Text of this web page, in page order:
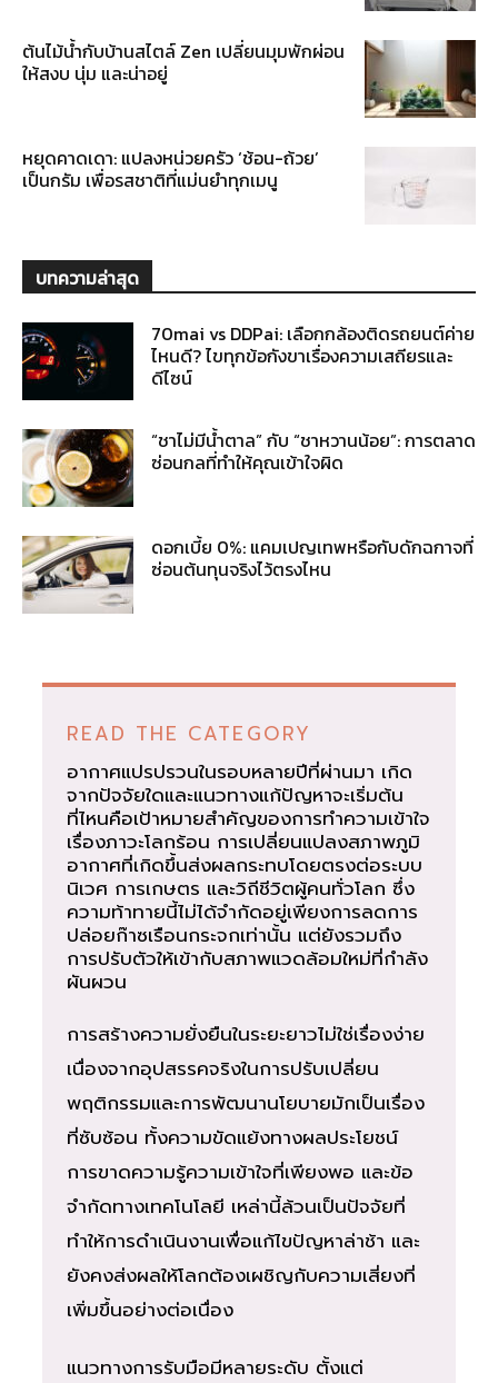
ต้นไม้น้ำกับบ้านสไตล์ Zen เปลี่ยนมุมพักผ่อน
ให้สงบ นุ่ม และน่าอยู่
หยุดคาดเดา: แปลงหน่วยครัว ‘ช้อน-ถ้วย’
เป็นกรัม เพื่อรสชาติที่แม่นยำทุกเมนู
บทความล่าสุด
70mai vs DDPai: เลือกกล้องติดรถยนต์ค่าย
ไหนดี? ไขทุกข้อกังขาเรื่องความเสถียรและ
ดีไซน์
“ชาไม่มีน้ำตาล” กับ “ชาหวานน้อย”: การตลาด
ซ่อนกลที่ทำให้คุณเข้าใจผิด
ดอกเบี้ย 0%: แคมเปญเทพหรือกับดักฉกาจที่
ซ่อนต้นทุนจริงไว้ตรงไหน
READ THE CATEGORY
อากาศแปรปรวนในรอบหลายปีที่ผ่านมา เกิด
จากปัจจัยใดและแนวทางแก้ปัญหาจะเริ่มต้น
ที่ไหนคือเป้าหมายสำคัญของการทำความเข้าใจ
เรื่องภาวะโลกร้อน การเปลี่ยนแปลงสภาพภูมิ
อากาศที่เกิดขึ้นส่งผลกระทบโดยตรงต่อระบบ
นิเวศ การเกษตร และวิถีชีวิตผู้คนทั่วโลก ซึ่ง
ความท้าทายนี้ไม่ได้จำกัดอยู่เพียงการลดการ
ปล่อยก๊าซเรือนกระจกเท่านั้น แต่ยังรวมถึง
การปรับตัวให้เข้ากับสภาพแวดล้อมใหม่ที่กำลัง
ผันผวน
การสร้างความยั่งยืนในระยะยาวไม่ใช่เรื่องง่าย
เนื่องจากอุปสรรคจริงในการปรับเปลี่ยน
พฤติกรรมและการพัฒนานโยบายมักเป็นเรื่อง
ที่ซับซ้อน ทั้งความขัดแย้งทางผลประโยชน์
การขาดความรู้ความเข้าใจที่เพียงพอ และข้อ
จำกัดทางเทคโนโลยี เหล่านี้ล้วนเป็นปัจจัยที่
ทำให้การดำเนินงานเพื่อแก้ไขปัญหาล่าช้า และ
ยังคงส่งผลให้โลกต้องเผชิญกับความเสี่ยงที่
เพิ่มขึ้นอย่างต่อเนื่อง
แนวทางการรับมือมีหลายระดับ ตั้งแต่